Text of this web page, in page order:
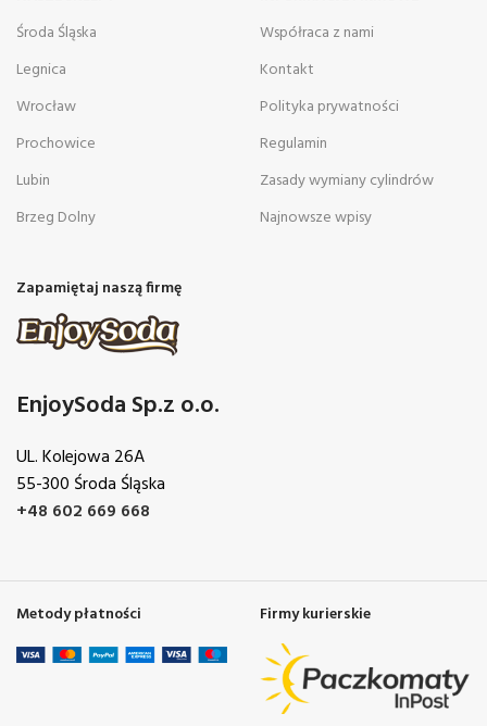
Środa Śląska
Legnica
Wrocław
Prochowice
Lubin
Brzeg Dolny
Współraca z nami
Kontakt
Polityka prywatności
Regulamin
Zasady wymiany cylindrów
Najnowsze wpisy
Zapamiętaj naszą firmę
EnjoySoda Sp.z o.o.
UL. Kolejowa 26A
55-300 Środa Śląska
+48 602 669 668
Metody płatności Firmy kurierskie